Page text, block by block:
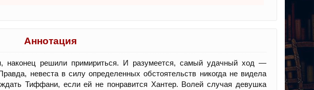
Аннотация
решили примириться. И разумеется, самый удачный ход —
невеста в силу определенных обстоятельств никогда не видела
Тиффани, если ей не понравится Хантер. Волей случая девушка